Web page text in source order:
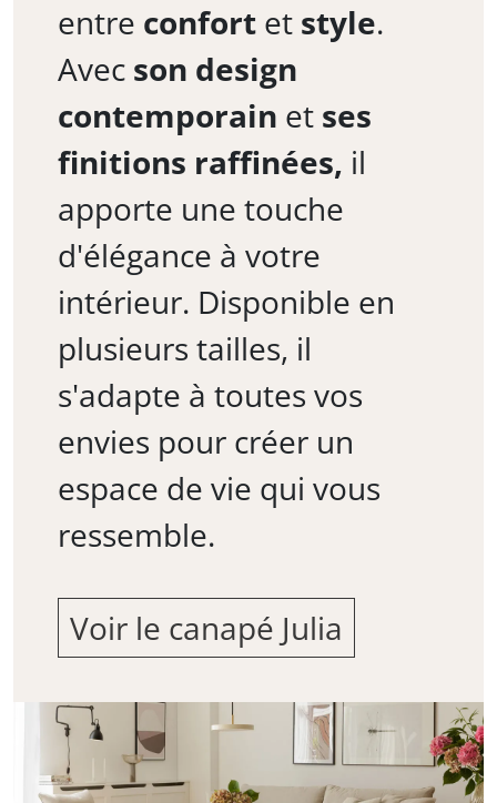
entre confort et style.
Avec son design
contemporain et ses
finitions raffinées, il
apporte une touche
d'élégance à votre
intérieur. Disponible en
plusieurs tailles, il
s'adapte à toutes vos
envies pour créer un
espace de vie qui vous
ressemble.
Voir le canapé Julia